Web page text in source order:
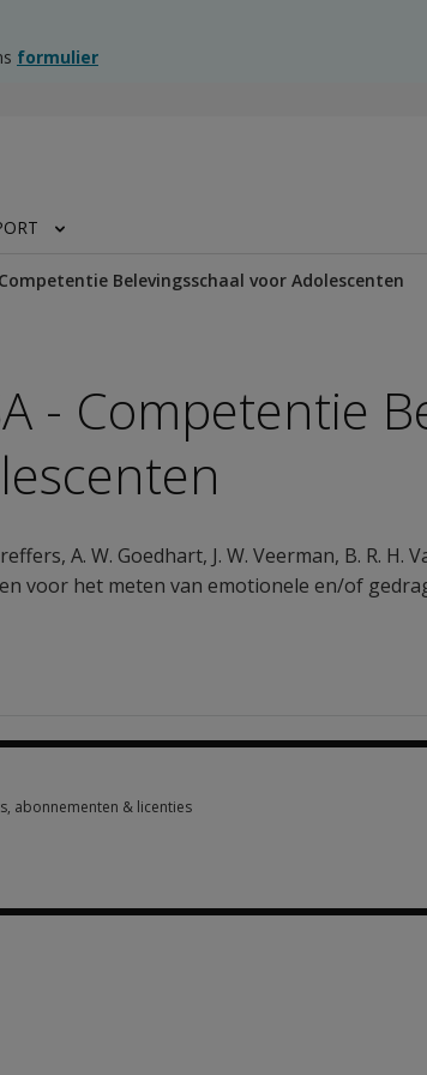
formulier
Competentie Belevingsschaal voor Adolescenten
- Competentie
, A. W. Goedhart, J. W. Veerman, B. R. H.
voor het meten van emotionele en/of
abonnementen & licenties